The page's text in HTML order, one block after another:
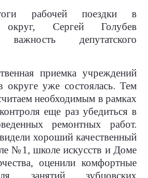
рабочей поездки в
округ, Сергей Голубев
важность депутатского
приемка учреждений
округе уже состоялась. Тем
необходимым в рамках
еще раз убедиться в
ремонтных работ.
хороший качественный
№1, школе искусств и Доме
оценили комфортные